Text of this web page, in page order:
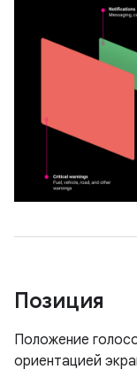
Позиция
Положение
ориентацией